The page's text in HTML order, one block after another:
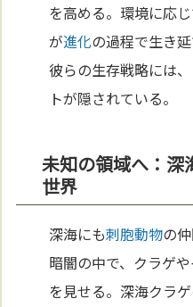
を高める。環境に応
が進化の過程で生き
彼らの生存戦略には、
トが隠されている。
未知の領域へ：深
世界
深海にも刺胞動物の
暗闇の中で、クラゲ
を見せる。深海クラ